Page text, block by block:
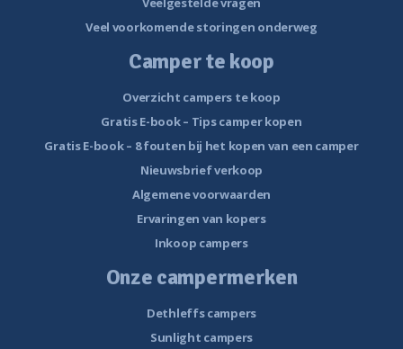
Veel voorkomende storingen onderweg
Camper te koop
Overzicht campers te koop
Gratis E-book – Tips camper kopen
Gratis E-book – 8 fouten bij het kopen van een camper
Nieuwsbrief verkoop
Algemene voorwaarden
Ervaringen van kopers
Inkoop campers
Onze campermerken
Dethleffs campers
Sunlight campers